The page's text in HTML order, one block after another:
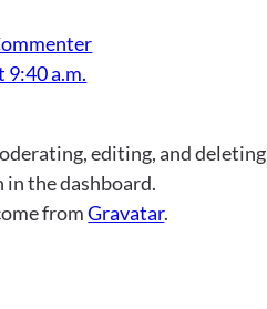
9:40 a.m.
editing, and
in the dashboard.
fromGravatar.